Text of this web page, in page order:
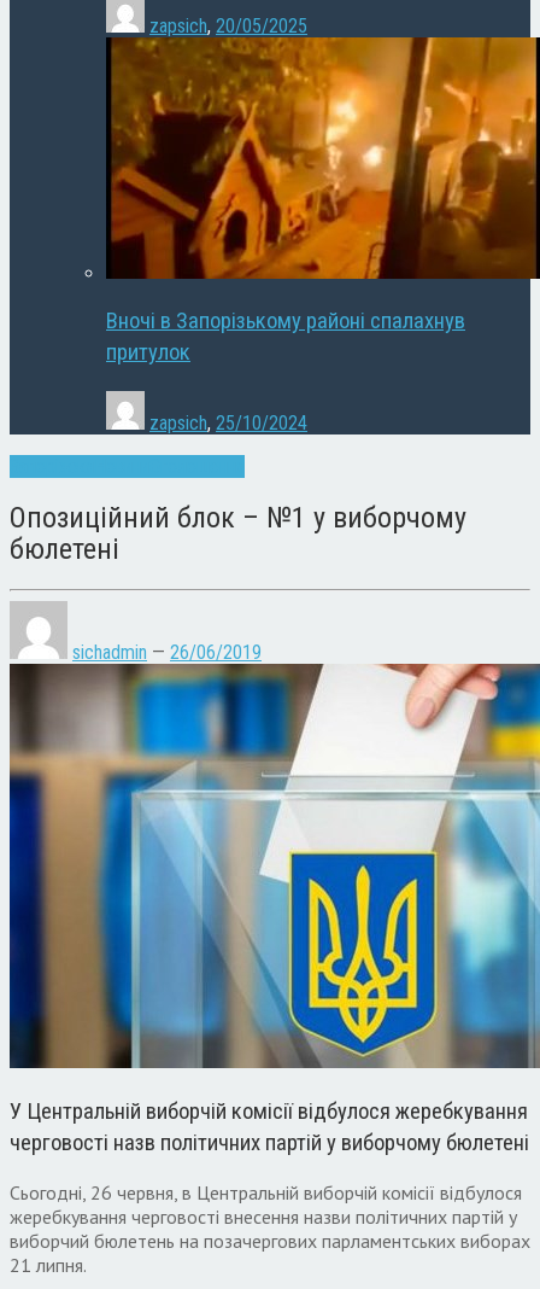
zapsich, 20/05/2025
Вночі в Запорізькому районі спалахнув
притулок
zapsich, 25/10/2024
Опозиційний блок – №1 у виборчому
бюлетені
sichadmin — 26/06/2019
У Центральній виборчій комісії відбулося жеребкування
черговості назв політичних партій у виборчому бюлетені
Сьогодні, 26 червня, в Центральній виборчій комісії відбулося
жеребкування черговості внесення назви політичних партій у
виборчий бюлетень на позачергових парламентських виборах
21 липня.